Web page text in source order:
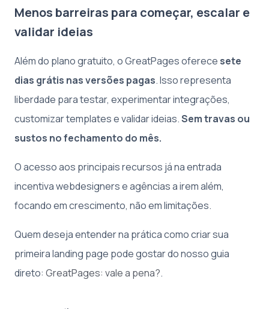
Menos barreiras para começar, escalar e
validar ideias
Além do plano gratuito, o GreatPages oferece sete
dias grátis nas versões pagas. Isso representa
liberdade para testar, experimentar integrações,
customizar templates e validar ideias.Sem travas ou
sustos no fechamento do mês.
O acesso aos principais recursos já na entrada
incentiva webdesigners e agências a irem além,
focando em crescimento, não em limitações.
Quem deseja entender na prática como criar sua
primeira landing page pode gostar do nosso guia
direto: GreatPages: vale a pena?.